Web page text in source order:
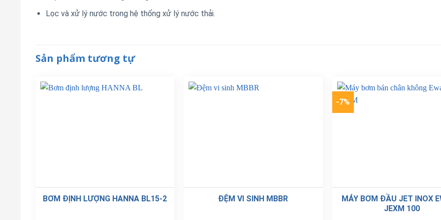
Lọc và xử lý nước trong hệ thống xử lý nước thải.
Sản phẩm tương tự
BƠM ĐỊNH LƯỢNG HANNA BL15-2 ĐỆM VI SINH MBBR
-7%
MÁY BƠM ĐẦU JET INOX
JEXM 100